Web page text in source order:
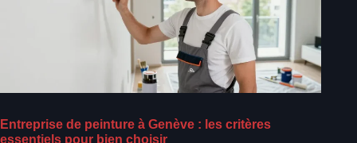
Entreprise de peinture à Genève : les critères
essentiels pour bien choisir